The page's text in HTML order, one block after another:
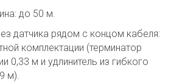
до 50 м.
датчика рядом с концом кабеля:
комплектации (терминатор
0,33 м и удлинитель из гибкого
м).